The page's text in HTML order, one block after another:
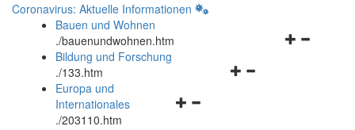
Coronavirus: Aktuelle Informationen
Bauen und Wohnen
./bauenundwohnen.htm
Navigationsmenü
Bildung und Forschung
./133.htm
Navigationsmenü
Europa und
Internationales
./203110.htm